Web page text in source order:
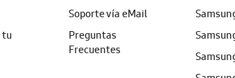
tu
Soporte vía eMail
Preguntas
Frecuentes